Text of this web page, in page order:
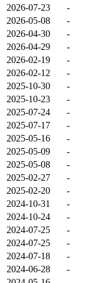
2026-07-23
-
2026-05-08
-
2026-04-30
-
2026-04-29
-
2026-02-19
-
2026-02-12
-
2025-10-30
-
2025-10-23
-
2025-07-24
-
2025-07-17
-
2025-05-16
-
2025-05-09
-
2025-05-08
-
2025-02-27
-
2025-02-20
-
2024-10-31
-
2024-10-24
-
2024-07-25
-
2024-07-25
-
2024-07-18
-
2024-06-28
-